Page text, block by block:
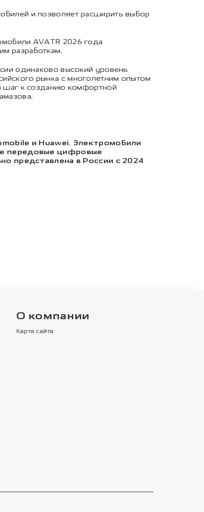
и позволяет расширить выбор
AVATR 2026 года
разработкам.
одинаково высокий уровень
рынка с многолетним опытом
шаг к созданию комфортной
и Huawei. Электромобили
передовые цифровые
представлена в России с 2024
О компании
Карта сайта